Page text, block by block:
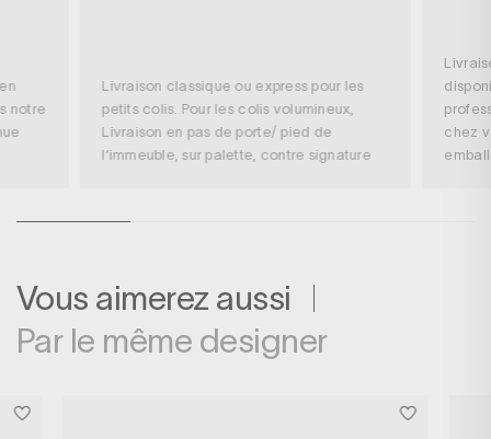
notre
Livraison classique ou express pour les
petits colis. Pour les colis volumineux,
Livraison en pas de porte/ pied de
l’immeuble, sur palette, contre signature
chez
Vous aimerez aussi
Par le même designer